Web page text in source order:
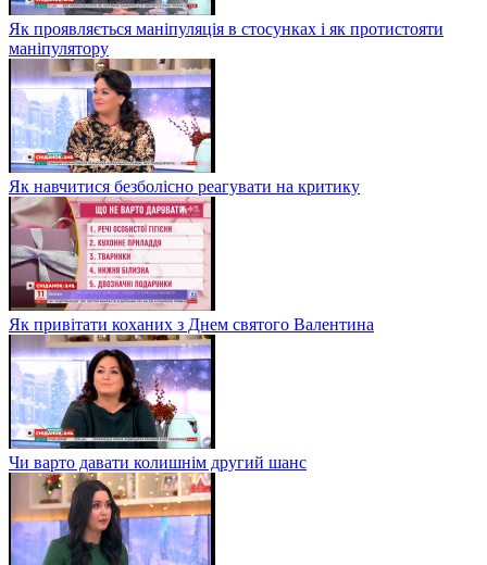
Як проявляється маніпуляція в стосунках і як протистояти
маніпулятору
Як навчитися безболісно реагувати на критику
Як привітати коханих з Днем святого Валентина
Чи варто давати колишнім другий шанс